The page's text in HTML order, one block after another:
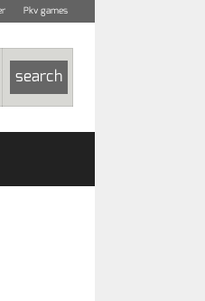
Pkv games